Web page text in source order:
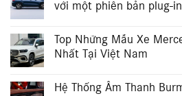
với một phiên bản plug-
Top Những Mẫu Xe
Nhất Tại Việt Nam
Hệ Thống Âm Thanh